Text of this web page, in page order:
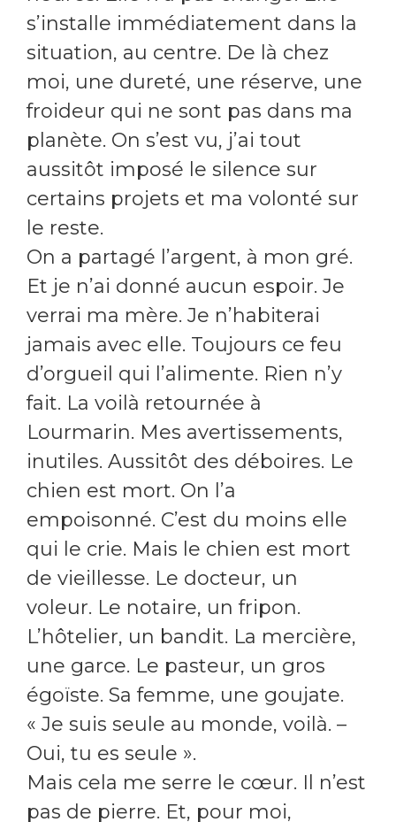
s’installe immédiatement dans la
situation, au centre. De là chez
moi, une dureté, une réserve, une
froideur qui ne sont pas dans ma
planète. On s’est vu, j’ai tout
aussitôt imposé le silence sur
certains projets et ma volonté sur
le reste.
On a partagé l’argent, à mon gré.
Et je n’ai donné aucun espoir. Je
verrai ma mère. Je n’habiterai
jamais avec elle. Toujours ce feu
d’orgueil qui l’alimente. Rien n’y
fait. La voilà retournée à
Lourmarin. Mes avertissements,
inutiles. Aussitôt des déboires. Le
chien est mort. On l’a
empoisonné. C’est du moins elle
qui le crie. Mais le chien est mort
de vieillesse. Le docteur, un
voleur. Le notaire, un fripon.
L’hôtelier, un bandit. La mercière,
une garce. Le pasteur, un gros
égoïste. Sa femme, une goujate.
« Je suis seule au monde, voilà. –
Oui, tu es seule ».
Mais cela me serre le cœur. Il n’est
pas de pierre. Et, pour moi,